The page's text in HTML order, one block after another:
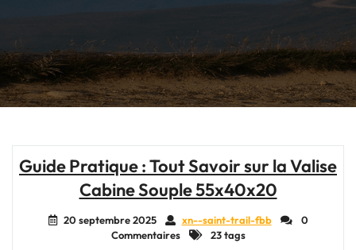
Guide Pratique : Tout Savoir sur la Valise
Cabine Souple 55x40x20
20 septembre 2025 xn--saint-trail-fbb
0
Commentaires
23 tags